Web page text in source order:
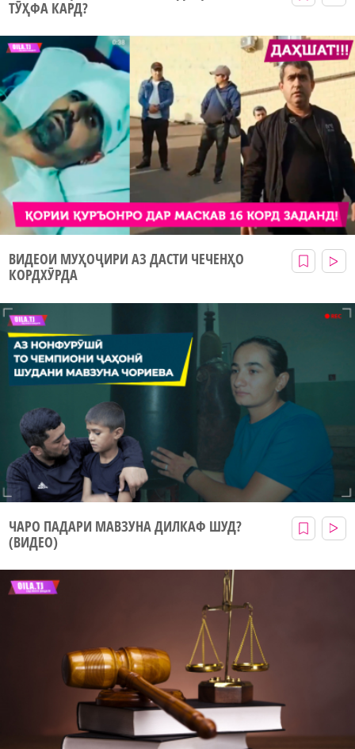
ТӮҲФА КАРД?
ВИДЕОИ МУҲОҶИРИ АЗ ДАСТИ ЧЕЧЕНҲО
КОРДХӮРДА
ЧАРО ПАДАРИ МАВЗУНА ДИЛКАФ ШУД?
(ВИДЕО)